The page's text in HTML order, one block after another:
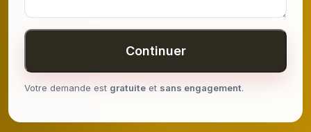
Continuer
Votre demande est gratuite et sans engagement.